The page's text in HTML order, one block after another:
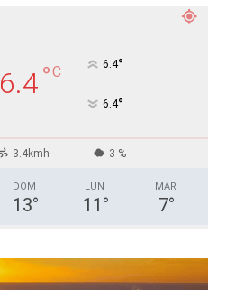
6.4°C 6.4°
6.4°
3.4kmh 3 %
DOM
13°
LUN
11 °
MAR
7°